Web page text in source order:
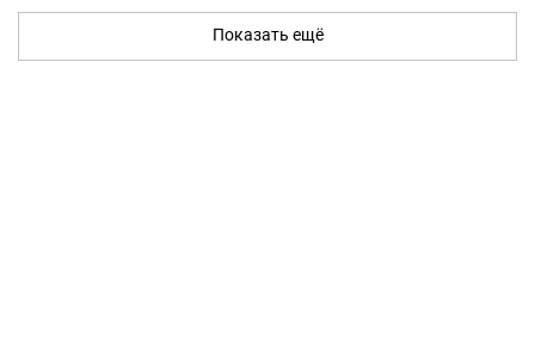
Показать ещё